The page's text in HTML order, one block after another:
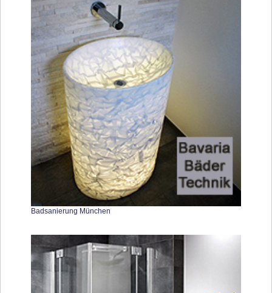
Badsanierung München